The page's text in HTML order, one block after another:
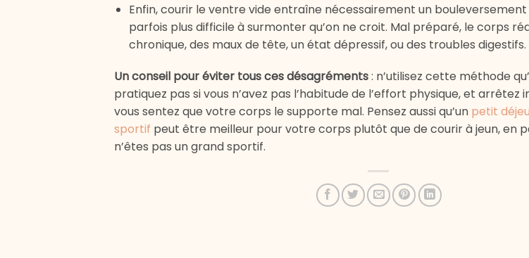
Enfin, courir le ventre vide entraîne nécessairement un bouleversement
parfois plus difficile à surmonter qu’on ne croit. Mal préparé, le corps
chronique, des maux de tête, un état dépressif, ou des troubles digestifs.
Un conseil pour éviter tous ces désagréments: n’utilisez cette méthode
pratiquez pas si vous n’avez pas l’habitude de l’effort physique, et
vous sentez que votre corps le supporte mal. Pensez aussi qu’un petit
sportif peut être meilleur pour votre corps plutôt que de courir à jeun, en
n’êtes pas un grand sportif.